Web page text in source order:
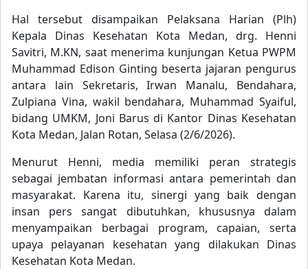
Hal tersebut disampaikan Pelaksana Harian (Plh)
Kepala Dinas Kesehatan Kota Medan, drg. Henni
Savitri, M.KN, saat menerima kunjungan Ketua PWPM
Muhammad Edison Ginting beserta jajaran pengurus
antara lain Sekretaris, Irwan Manalu, Bendahara,
Zulpiana Vina, wakil bendahara, Muhammad Syaiful,
bidang UMKM, Joni Barus di Kantor Dinas Kesehatan
Kota Medan, Jalan Rotan, Selasa (2/6/2026).
Menurut Henni, media memiliki peran strategis
sebagai jembatan informasi antara pemerintah dan
masyarakat. Karena itu, sinergi yang baik dengan
insan pers sangat dibutuhkan, khususnya dalam
menyampaikan berbagai program, capaian, serta
upaya pelayanan kesehatan yang dilakukan Dinas
Kesehatan Kota Medan.